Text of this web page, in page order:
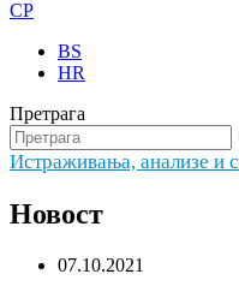
CP
BS
HR
Претрага
Истраживања, анализе и
Новост
07.10.2021